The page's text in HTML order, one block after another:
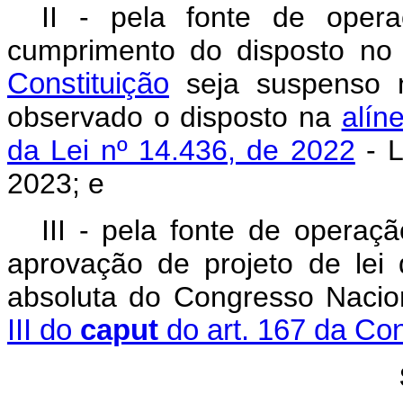
II - pela fonte de
cumprimento do disposto
Constituição seja suspenso
observado o disposto na
da Lei nº 14.436, de 2022 -
2023; e
III - pela fonte de
aprovação de projeto de lei
absoluta do Congresso
III do caput do art. 167 da